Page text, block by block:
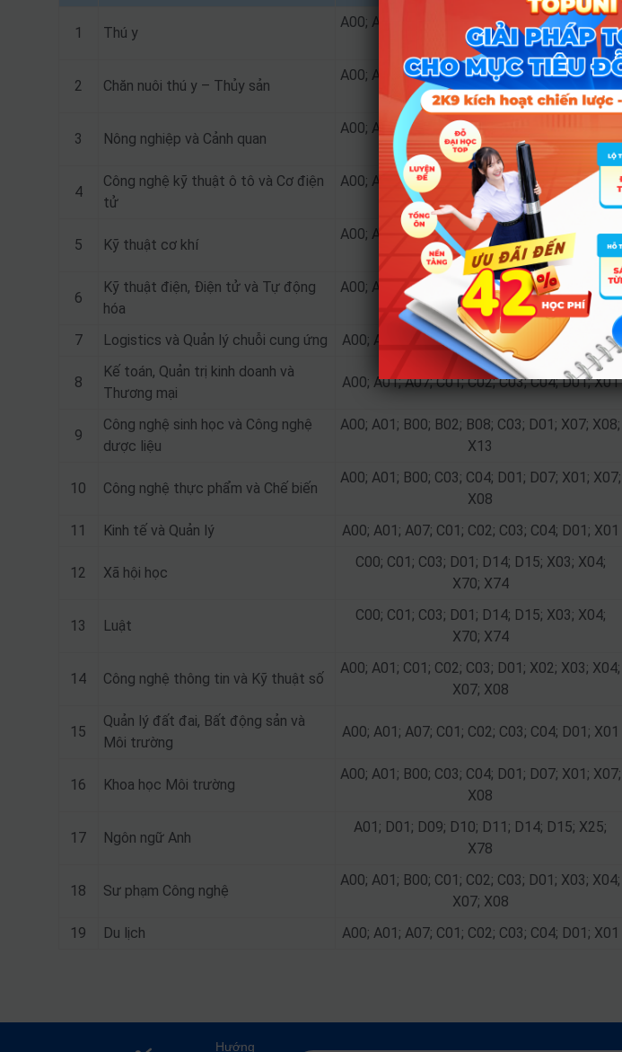
1 Thú y
A00; A01; B00; C03; C04; D01; D07; X01; X07;
X08
2 Chăn nuôi thú y – Thủy sản
A00; A01; B00; C03; C04; D01; D07; X01; X03;
X04
3 Nông nghiệp và Cảnh quan
A00; A01; B00; C03; C04; D01; D07; X01; X07;
X08
4
Công nghệ kỹ thuật ô tô và Cơ điện
tử
A00; A01; C01; C02; C03; C04; D01; X01; X07;
X08
5 Kỹ thuật cơ khí
A00; A01; C01; C02; C03; C04; D01; X01; X07;
X08
6
Kỹ thuật điện, Điện tử và Tự động
hóa
A00; A01; C01; C02; C03; C04; D01; X01; X07;
X08
7 Logistics và Quản lý chuỗi cung ứng A00; A01; A07; C01; C02; C03; C04; D01; X01
8
Kế toán, Quản trị kinh doanh và
Thương mại
A00; A01; A07; C01; C02; C03; C04; D01; X01
9
Công nghệ sinh học và Công nghệ
dược liệu
A00; A01; B00; B02; B08; C03; D01; X07; X08;
X13
10 Công nghệ thực phẩm và Chế biến
A00; A01; B00; C03; C04; D01; D07; X01; X07;
X08
11 Kinh tế và Quản lý A00; A01; A07; C01; C02; C03; C04; D01; X01
12 Xã hội học
C00; C01; C03; D01; D14; D15; X03; X04;
X70; X74
13 Luật
C00; C01; C03; D01; D14; D15; X03; X04;
X70; X74
14 Công nghệ thông tin và Kỹ thuật số
A00; A01; C01; C02; C03; D01; X02; X03; X04;
X07; X08
15
Quản lý đất đai, Bất động sản và
Môi trường
A00; A01; A07; C01; C02; C03; C04; D01; X01
16 Khoa học Môi trường
A00; A01; B00; C03; C04; D01; D07; X01; X07;
X08
17 Ngôn ngữ Anh
A01; D01; D09; D10; D11; D14; D15; X25;
X78
18 Sư phạm Công nghệ
A00; A01; B00; C01; C02; C03; D01; X03; X04;
X07; X08
19
Du lịch A00; A01; A07; C01; C02; C03; C04; D01; X01
Hướng